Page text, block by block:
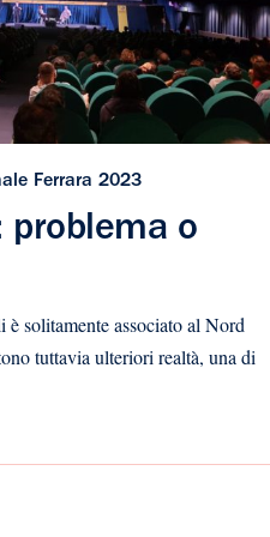
Ferrara 2023
problema o
solitamente associato al Nord
tuttavia ulteriori realtà, una di